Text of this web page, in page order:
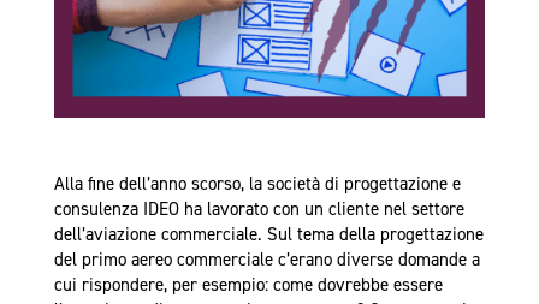
Alla fine dell’anno scorso, la società di progettazione e
consulenza IDEO ha lavorato con un cliente nel settore
dell’aviazione commerciale. Sul tema della progettazione
del primo aereo commerciale c’erano diverse domande a
cui rispondere, per esempio: come dovrebbe essere